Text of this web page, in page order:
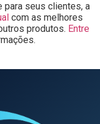
para seus clientes, a
com as melhores
produtos. Entre